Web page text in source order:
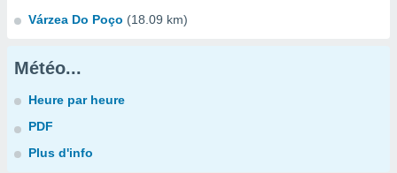
Várzea Do Poço (18.09 km)
Météo...
Heure par heure
PDF
Plus d'info